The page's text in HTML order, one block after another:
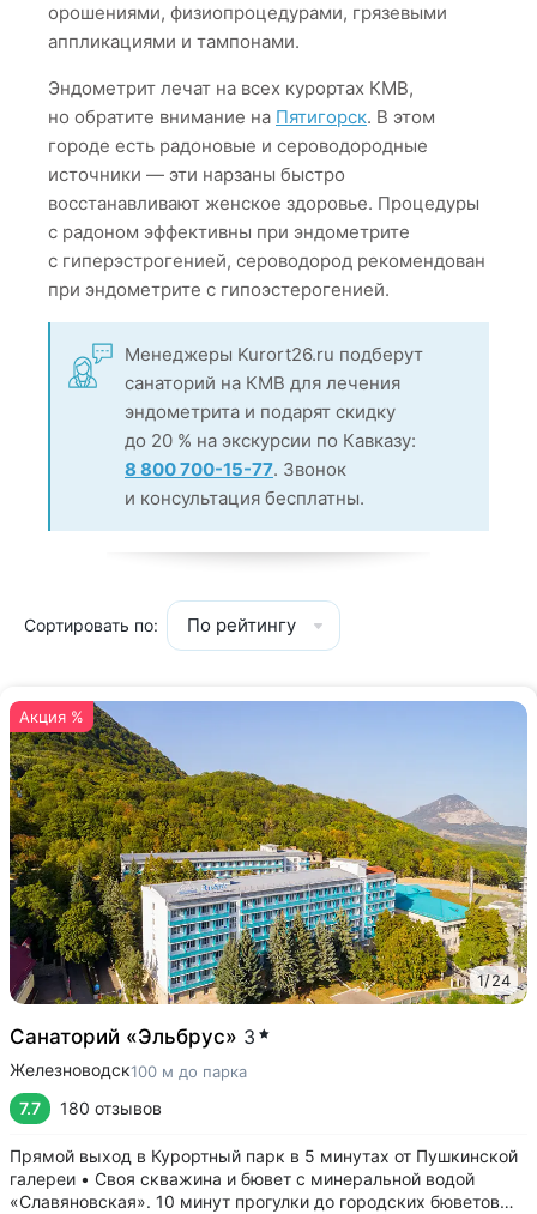
орошениями, физиопроцедурами, грязевыми
аппликациями и тампонами.
Эндометрит лечат на всех курортах КМВ,
но обратите внимание на Пятигорск. В этом
городе есть радоновые и сероводородные
источники — эти нарзаны быстро
восстанавливают женское здоровье. Процедуры
с радоном эффективны при эндометрите
с гиперэстрогенией, сероводород рекомендован
при эндометрите с гипоэстерогенией.
Менеджеры Kurort26.ru подберут
санаторий на КМВ для лечения
эндометрита и подарят скидку
до 20 % на экскурсии по Кавказу:
8 800 700-15-77. Звонок
и консультация бесплатны.
Сортировать по: По рейтингу
Акция %
1/24
Санаторий «Эльбрус» 3
Железноводск100 м до парка
7.7 180 отзывов
Прямой выход в Курортный парк в 5 минутах от Пушкинской
галереи • Своя скважина и бювет с минеральной водой
«Славяновская». 10 минут прогулки до городских бюветов